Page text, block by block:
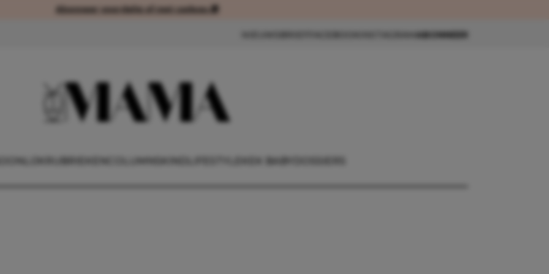
Abonneer voordelig of met cadeau 🎁Abonneer voordelig of met cadeau 🎁
ABONNEER